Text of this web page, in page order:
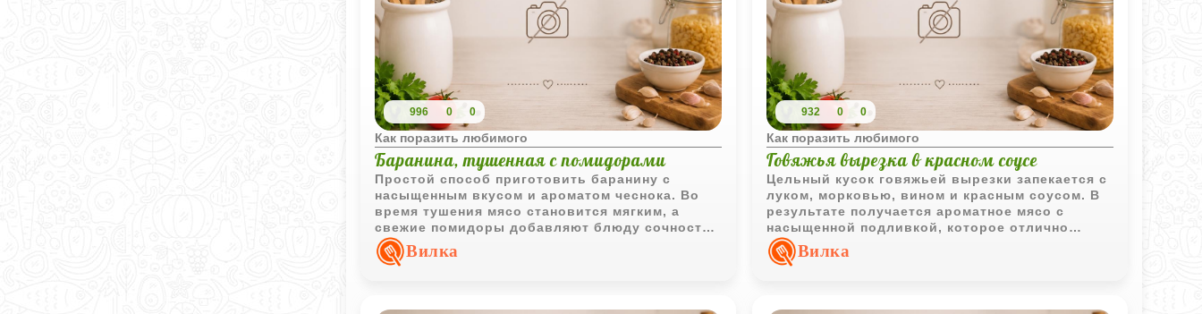
996 0 0
Как поразить любимого
Баранина, тушенная с помидорами
Простой способ приготовить баранину с
насыщенным вкусом и ароматом чеснока. Во
время тушения мясо становится мягким, а
свежие помидоры добавляют блюду сочность
и легкую кислинку.
Вилка
932 0 0
Как поразить любимого
Говяжья вырезка в красном соусе
Цельный кусок говяжьей вырезки запекается с
луком, морковью, вином и красным соусом. В
результате получается ароматное мясо с
насыщенной подливкой, которое отлично
сочетается с картофелем и овощами.
Вилка